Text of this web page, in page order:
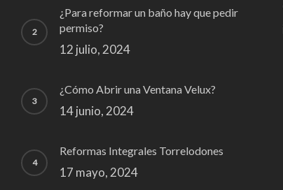
¿Para reformar un baño hay que pedir
permiso?
12 julio, 2024
¿Cómo Abrir una Ventana Velux?
14 junio, 2024
Reformas Integrales Torrelodones
17 mayo, 2024